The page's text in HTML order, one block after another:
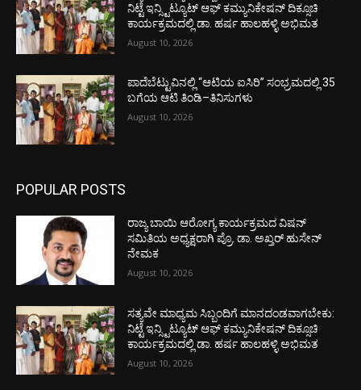
ನಿಟ್ಟೆ ಇನ್ಸ್ಟಿಟ್ಯೂಟ್ ಆಫ್ ಕಮ್ಯುನಿಕೇಷನ್ ದಿಕ್ಸೂಚಿ
ಕಾರ್ಯಕ್ರಮದಲ್ಲಿ ಡಾ. ಹರ್ಷ ಹಾಲಹಳ್ಳಿ ಅಭಿಮತ
August 10, 2026
ಪಾದೆಬೆಟ್ಟುವಿನಲ್ಲಿ “ಆಟಿಯ ಐಸಿರಿ’’ ಸಂಭ್ರಮದಲ್ಲಿ 35
ಬಗೆಯ ಆಟಿ ತಿಂಡಿ–ತಿನಿಸುಗಳು
August 10, 2026
POPULAR POSTS
ರಾಜ್ಯ ಬಾಯಿ ಆರೋಗ್ಯ ಕಾರ್ಯಕ್ರಮದ ವಿಷನ್
ಸಮಿತಿಯ ಅಧ್ಯಕ್ಷರಾಗಿ ಪ್ರೊ. ಡಾ. ಅಖ್ತರ್ ಹುಸೇನ್
ನೇಮಕ
August 10, 2026
ಸತ್ಯವೇ ಮಾಧ್ಯಮ ಸಿಬ್ಬಂದಿಗೆ ಮಾನದಂಡವಾಗಬೇಕು:
ನಿಟ್ಟೆ ಇನ್ಸ್ಟಿಟ್ಯೂಟ್ ಆಫ್ ಕಮ್ಯುನಿಕೇಷನ್ ದಿಕ್ಸೂಚಿ
ಕಾರ್ಯಕ್ರಮದಲ್ಲಿ ಡಾ. ಹರ್ಷ ಹಾಲಹಳ್ಳಿ ಅಭಿಮತ
August 10, 2026